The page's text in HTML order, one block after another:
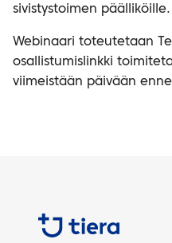
sivistystoimen päälliköille.
Webinaari toteutetaan
osallistumislinkki
viimeistään päivään
Tiera